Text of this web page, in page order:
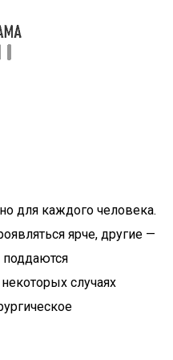
для каждого человека.
ярче, другие —
поддаются
случаях